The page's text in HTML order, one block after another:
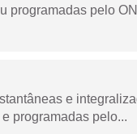
programadas pelo
e
programadas pelo...